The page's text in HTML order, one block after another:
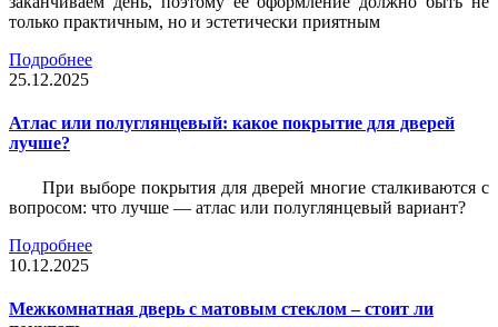
только практичным, но и эстетически приятным
Подробнее
25.12.2025
Атлас или полуглянцевый: какое покрытие для дверей
лучше?
При выборе покрытия для дверей многие сталкиваются с
вопросом: что лучше — атлас или полуглянцевый вариант?
Подробнее
10.12.2025
Межкомнатная дверь с матовым стеклом – стоит ли